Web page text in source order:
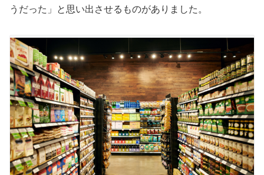
うだった」と思い出させるものがありました。